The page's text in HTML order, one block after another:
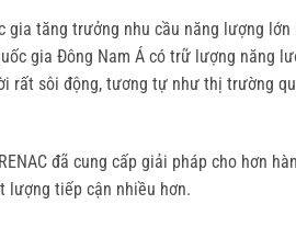
tăng trưởng nhu cầu năng lượng
gia Đông Nam Á có trữ lượng năng
rất sôi động, tương tự như thị trường
đã cung cấp giải pháp cho hơn
lượng tiếp cận nhiều hơn.